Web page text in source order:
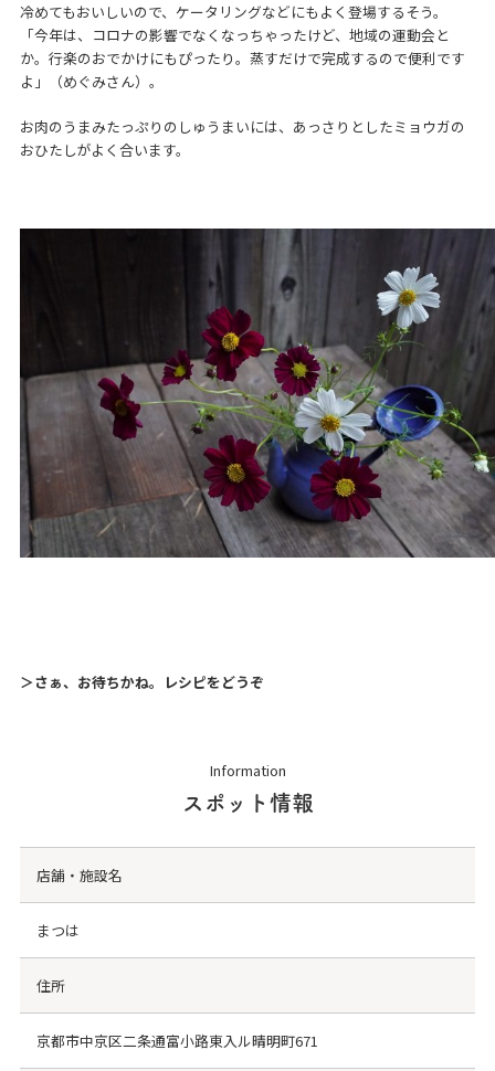
冷めてもおいしいので、ケータリングなどにもよく登場するそう。
「今年は、コロナの影響でなくなっちゃったけど、地域の運動会と
か。行楽のおでかけにもぴったり。蒸すだけで完成するので便利です
よ」（めぐみさん）。
お肉のうまみたっぷりのしゅうまいには、あっさりとしたミョウガの
おひたしがよく合います。
＞さぁ、お待ちかね。 レシピをどうぞ
Information
スポット情報
店舗・施設名
まつは
住所
京都市中京区二条通富小路東入ル晴明町671